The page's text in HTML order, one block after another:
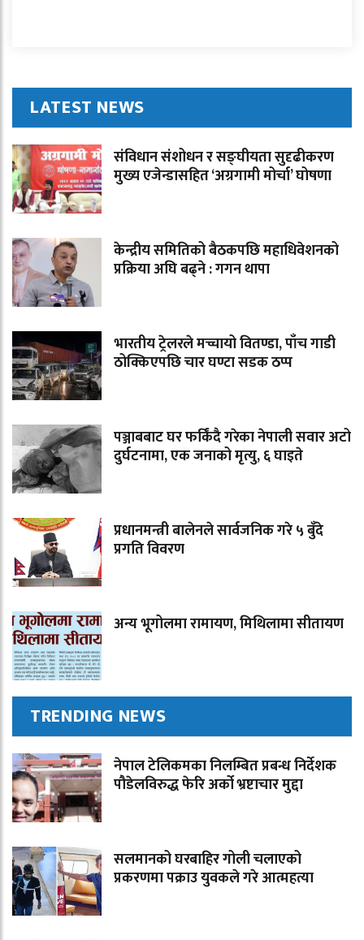
LATEST NEWS
संविधान संशोधन र सङ्घीयता सुदृढीकरण
मुख्य एजेन्डासहित ‘अग्रगामी मोर्चा’ घोषणा
केन्द्रीय समितिको बैठकपछि महाधिवेशनको
प्रक्रिया अघि बढ्ने : गगन थापा
भारतीय ट्रेलरले मच्चायो वितण्डा, पाँच गाडी
ठोक्किएपछि चार घण्टा सडक ठप्प
पञ्जाबबाट घर फर्किंदै गरेका नेपाली सवार अटो
दुर्घटनामा, एक जनाको मृत्यु, ६ घाइते
प्रधानमन्त्री बालेनले सार्वजनिक गरे ५ बुँदे
प्रगति विवरण
अन्य भूगोलमा रामायण, मिथिलामा सीतायण
TRENDING NEWS
नेपाल टेलिकमका निलम्बित प्रबन्ध निर्देशक
पौडेलविरुद्ध फेरि अर्को भ्रष्टाचार मुद्दा
सलमानको घरबाहिर गोली चलाएको
प्रकरणमा पक्राउ युवकले गरे आत्महत्या